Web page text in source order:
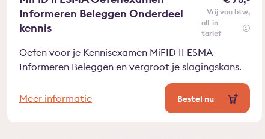
Informeren Beleggen Onderdeel
kennis
vrij van btw
all-in
tarief
Oefen voor je Kennisexamen MiFID II ESMA
Informeren Beleggen en vergroot je slagingskans.
Meer informatie Bestel nu